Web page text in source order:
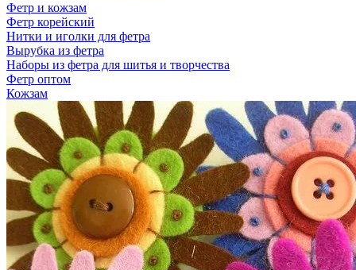
Фетр и кожзам
Фетр корейский
Нитки и иголки для фетра
Вырубка из фетра
Наборы из фетра для шитья и творчества
Фетр оптом
Кожзам